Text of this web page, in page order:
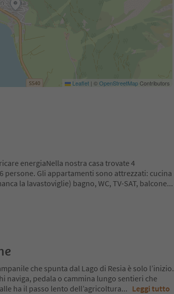
Leaflet | ©OpenStreetMapContributors
energiaNella nostra casa trovate 4
persone. Gli appartamenti sono attrezzati: cucina
la lavastoviglie) bagno, WC, TV-SAT, balcone...
che spunta dal Lago di Resia è solo l’inizio.
naviga, pedala o cammina lungo sentieri che
ha il passo lento dell’agricoltura... Leggi tutto